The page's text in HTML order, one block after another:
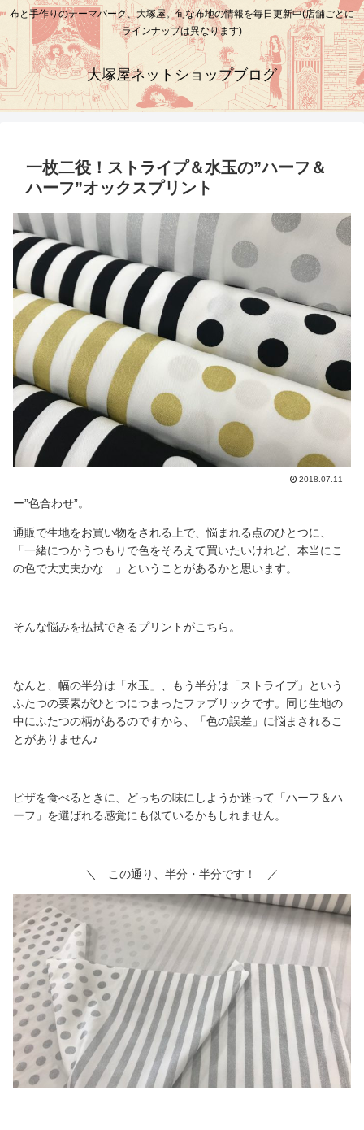
布と手作りのテーマパーク、大塚屋。旬な布地の情報を毎日更新中(店舗ごとに
ラインナップは異なります)
大塚屋ネットショップブログ
一枚二役！ストライプ＆水玉の”ハーフ＆
ハーフ”オックスプリント
2018.07.11
ー”色合わせ”。
通販で生地をお買い物をされる上で、悩まれる点のひとつに、
「一緒につかうつもりで色をそろえて買いたいけれど、本当にこ
の色で大丈夫かな…」ということがあるかと思います。
そんな悩みを払拭できるプリントがこちら。
なんと、幅の半分は「水玉」、もう半分は「ストライプ」という
ふたつの要素がひとつにつまったファブリックです。同じ生地の
中にふたつの柄があるのですから、「色の誤差」に悩まされるこ
とがありません♪
ピザを食べるときに、どっちの味にしようか迷って「ハーフ＆ハ
ーフ」を選ばれる感覚にも似ているかもしれません。
＼ この通り、半分・半分です！ ／